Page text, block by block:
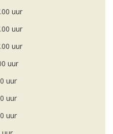
uur
uur
uur
uur
uur
uur
uur